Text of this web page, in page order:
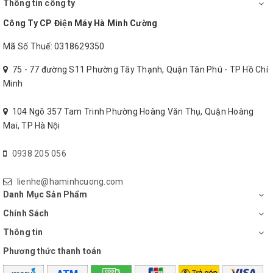
không khí 700 m
Thông tin công ty
Công Ty CP Điện Máy Hà Minh Cường
Mã Số Thuế: 0318629350
75 - 77 đường S11 Phường Tây Thạnh, Quận Tân Phú - TP Hồ Chí
Minh
104 Ngõ 357 Tam Trinh Phường Hoàng Văn Thụ, Quận Hoàng
Mai, TP Hà Nội
0938 205 056
lienhe@haminhcuong.com
Danh Mục Sản Phẩm
Chính Sách
Thông tin
Phương thức thanh toán